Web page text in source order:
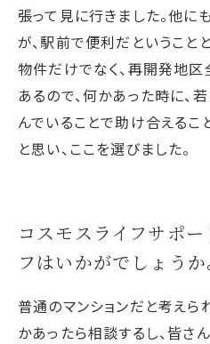
張って見に行きました。他に
が、駅前で便利だということ
物件だけでなく、再開発地
あるので、何かあった時に、
んでいることで助け合えるこ
と思い、ここを選びました。
コスモスライフサポー
フはいかがでしょうか
普通のマンションだと考えら
かあったら相談するし、皆さ